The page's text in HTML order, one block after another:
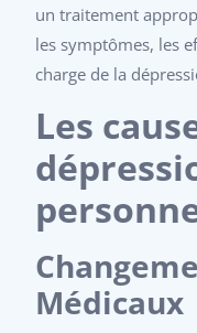
un traitement
les symptômes, les
charge de la
Les
Médicaux